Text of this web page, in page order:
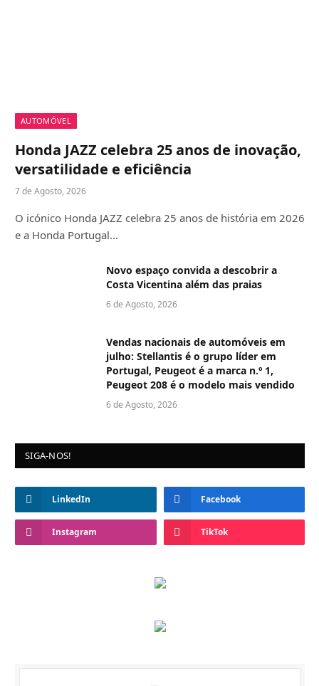
AUTOMÓVEL
Honda JAZZ celebra 25 anos de inovação,
versatilidade e eficiência
7 de Agosto, 2026
O icónico Honda JAZZ celebra 25 anos de história em 2026
e a Honda Portugal…
Novo espaço convida a descobrir a
Costa Vicentina além das praias
6 de Agosto, 2026
Vendas nacionais de automóveis em
julho: Stellantis é o grupo líder em
Portugal, Peugeot é a marca n.º 1,
Peugeot 208 é o modelo mais vendido
6 de Agosto, 2026
SIGA-NOS!
LinkedIn Facebook
Instagram TikTok